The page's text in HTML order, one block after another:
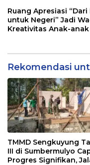
UMKM
Ruang Apresiasi “Dari
untuk Negeri” Jadi
Kreativitas Anak-
Rekomendasi
TMMD Sengkuyung
III di Sumbermulyo
Progres Signifikan,